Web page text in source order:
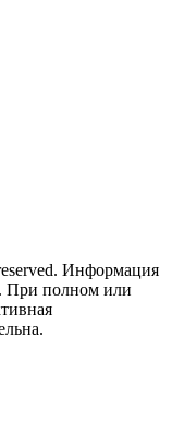
Информация
При полном или